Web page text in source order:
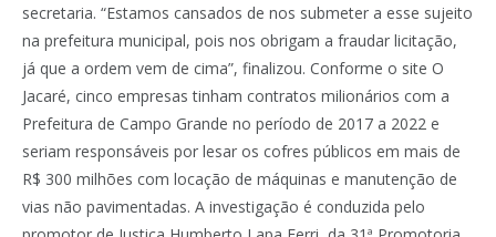
secretaria. “Estamos cansados de nos submeter a esse sujeito
na prefeitura municipal, pois nos obrigam a fraudar licitação,
já que a ordem vem de cima”, finalizou. Conforme o site O
Jacaré, cinco empresas tinham contratos milionários com a
Prefeitura de Campo Grande no período de 2017 a 2022 e
seriam responsáveis por lesar os cofres públicos em mais de
R$ 300 milhões com locação de máquinas e manutenção de
vias não pavimentadas. A investigação é conduzida pelo